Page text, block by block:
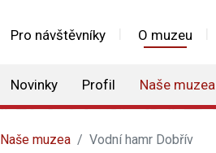
Pro návštěvníky O muzeu
Novinky Profil Naše muzea
Naše muzea Vodní hamr Dobřív